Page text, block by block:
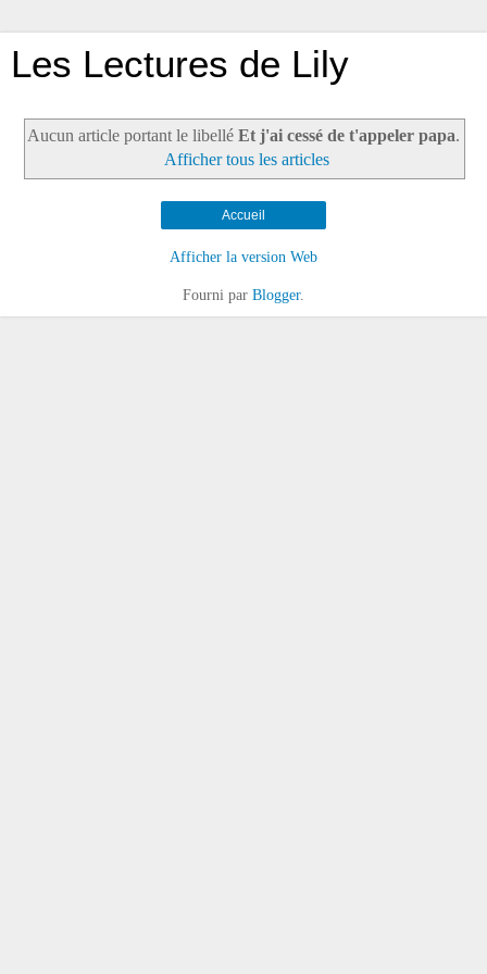
Les Lectures de Lily
Aucun article portant le libellé Et j'ai cessé de t'appeler papa.
Afficher tous les articles
Accueil
Afficher la version Web
Fourni par Blogger.